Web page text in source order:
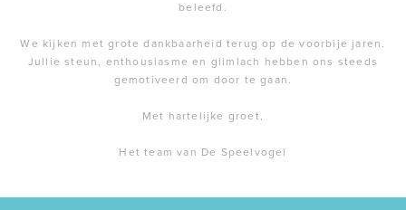
beleefd.
We kijken met grote dankbaarheid terug op de voorbije jaren.
Jullie steun, enthousiasme en glimlach hebben ons steeds
gemotiveerd om door te gaan.
Met hartelijke groet,
Het team van De Speelvogel